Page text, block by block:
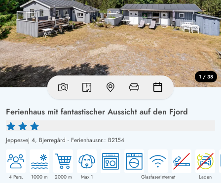
Ferienhaus mit fantastischer Aussicht auf den Fjord
Jeppesvej 4, Bjerregård - Ferienhausnr.: B2154
4Pers. 1000 m 2000m Max 1 Glasfaserinternet Laden
1 / 38